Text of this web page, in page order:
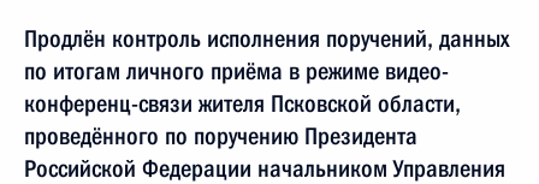
Продлён контроль исполнения поручений, данных
по итогам личного приёма в режиме видео-
конференц-связи жителя Псковской области,
проведённого по поручению Президента
Российской Федерации начальником Управления